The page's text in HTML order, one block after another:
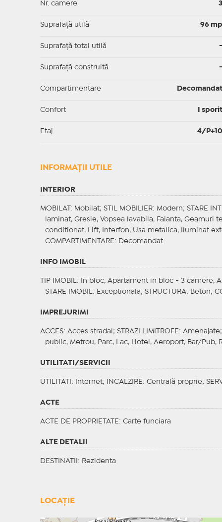
Nr. camere 3
Suprafaţă utilă 96 mp
Suprafaţă total utilă -
Suprafaţă construită -
Compartimentare Decomandat
Confort I sporit
Etaj 4/P+10
INFORMAŢII UTILE
INTERIOR
MOBILAT : Mobilat; STIL MOBILIER: Modern; STARE
laminat, Gresie, Vopsea lavabila, Faianta,
conditionat, Lift, Interfon, Usa metalica, Iluminat
COMPARTIMENTARE : Decomandat
INFO IMOBIL
TIP IMOBIL
: In bloc, Apartament in bloc - 3 camere,
STARE IMOBIL
: Exceptionala; STRUCTURA: Beton;
IMPREJURIMI
ACCES: Acces stradal; STRAZI LIMITROFE :
public, Metrou, Parc, Lac, Hotel, Aeroport, Bar/Pub,
UTILITATI/SERVICII
UTILITATI : Internet; INCALZIRE : Centrală proprie;
ACTE
ACTE DE PROPRIETATE : Carte funciara
ALTE DETALII
DESTINATII : Rezidenta
LOCAȚIE